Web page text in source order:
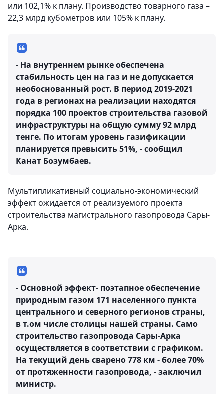
или 102,1% к плану. Производство товарного газа –
22,3 млрд кубометров или 105% к плану.
- На внутреннем рынке обеспечена
стабильность цен на газ и не допускается
необоснованный рост. В период 2019-2021
года в регионах на реализации находятся
порядка 100 проектов строительства газовой
инфраструктуры на общую сумму 92 млрд
тенге. По итогам уровень газификации
планируется превысить 51%, - сообщил
Канат Бозумбаев.
Мультипликативный социально-экономический
эффект ожидается от реализуемого проекта
строительства магистрального газопровода Сары-
Арка.
- Основной эффект- поэтапное обеспечение
природным газом 171 населенного пункта
центрального и северного регионов страны,
в т.ом числе столицы нашей страны. Само
строительство газопровода Сары-Арка
осуществляется в соответствии с графиком.
На текущий день сварено 778 км - более 70%
от протяженности газопровода, - заключил
министр.